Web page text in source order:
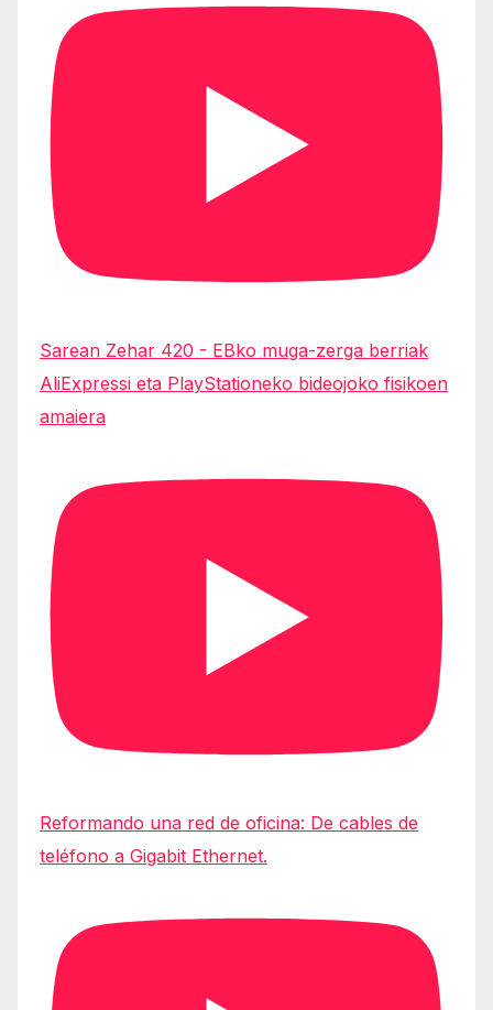
Sarean Zehar 420 - EBko muga-zerga berriak
AliExpressi eta PlayStationeko bideojoko fisikoen
amaiera
Reformando una red de oficina: De cables de
teléfono a Gigabit Ethernet.